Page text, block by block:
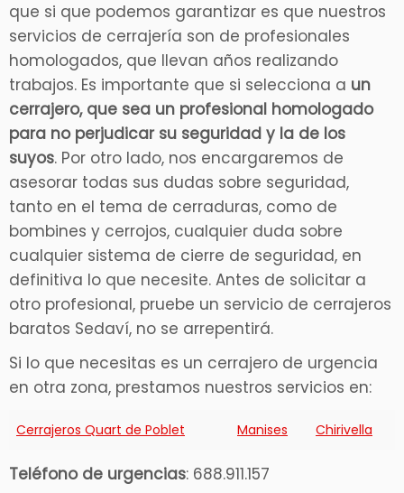
que si que podemos garantizar es que nuestros
servicios de cerrajería son de profesionales
homologados, que llevan años realizando
trabajos. Es importante que si selecciona a un
cerrajero, que sea un profesional homologado
para no perjudicar su seguridad y la de los
suyos. Por otro lado, nos encargaremos de
asesorar todas sus dudas sobre seguridad,
tanto en el tema de cerraduras, como de
bombines y cerrojos, cualquier duda sobre
cualquier sistema de cierre de seguridad, en
definitiva lo que necesite. Antes de solicitar a
otro profesional, pruebe un servicio de cerrajeros
baratos Sedaví, no se arrepentirá.
Si lo que necesitas es un cerrajero de urgencia
en otra zona, prestamos nuestros servicios en:
Cerrajeros Quart de Poblet Manises Chirivella
Teléfono de urgencias: 688.911.157